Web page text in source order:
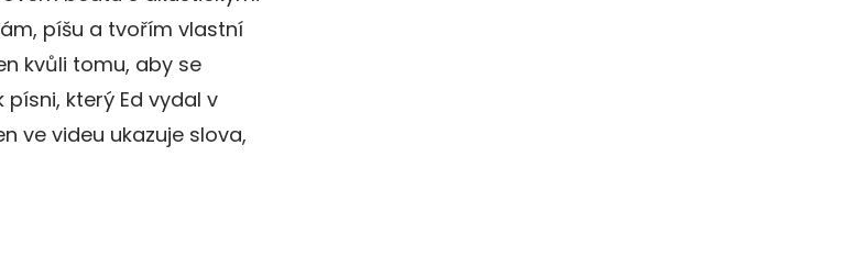
píšu a tvořím vlastní
kvůli tomu, aby se
který Ed vydal v
ve videu ukazuje slova,